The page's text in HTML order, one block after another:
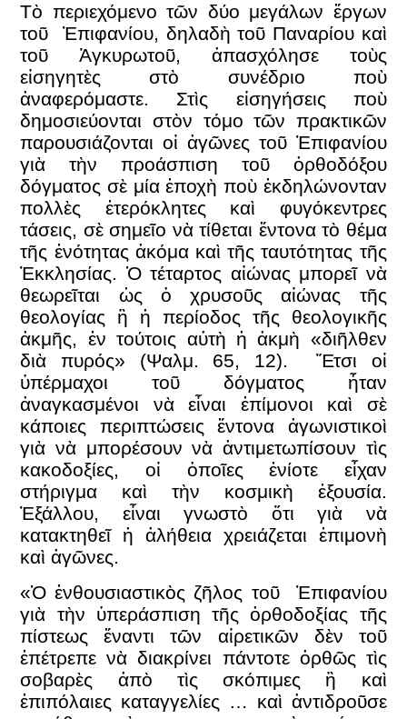
Τὸ περιεχόμενο τῶν δύο μεγάλων ἔργων
τοῦ Ἐπιφανίου, δηλαδὴ τοῦ Παναρίου καὶ
τοῦ Ἀγκυρωτοῦ, ἀπασχόλησε τοὺς
εἰσηγητὲς στὸ συνέδριο ποὺ
ἀναφερόμαστε. Στὶς εἰσηγήσεις ποὺ
δημοσιεύονται στὸν τόμο τῶν πρακτικῶν
παρουσιάζονται οἱ ἀγῶνες τοῦ Ἐπιφανίου
γιὰ τὴν προάσπιση τοῦ ὀρθοδόξου
δόγματος σὲ μία ἐποχὴ ποὺ ἐκδηλώνονταν
πολλὲς ἑτερόκλητες καὶ φυγόκεντρες
τάσεις, σὲ σημεῖο νὰ τίθεται ἔντονα τὸ θέμα
τῆς ἑνότητας ἀκόμα καὶ τῆς ταυτότητας τῆς
Ἐκκλησίας. Ὁ τέταρτος αἰώνας μπορεῖ νὰ
θεωρεῖται ὡς ὁ χρυσοῦς αἰώνας τῆς
θεολογίας ἢ ἡ περίοδος τῆς θεολογικῆς
ἀκμῆς, ἐν τούτοις αὐτὴ ἡ ἀκμὴ «διῆλθεν
διὰ πυρός» (Ψαλμ. 65, 12). Ἔτσι οἱ
ὑπέρμαχοι τοῦ δόγματος ἦταν
ἀναγκασμένοι νὰ εἶναι ἐπίμονοι καὶ σὲ
κάποιες περιπτώσεις ἔντονα ἀγωνιστικοὶ
γιὰ νὰ μπορέσουν νὰ ἀντιμετωπίσουν τὶς
κακοδοξίες, οἱ ὁποῖες ἐνίοτε εἶχαν
στήριγμα καὶ τὴν κοσμικὴ ἐξουσία.
Ἐξάλλου, εἶναι γνωστὸ ὅτι γιὰ νὰ
κατακτηθεῖ ἡ ἀλήθεια χρειάζεται ἐπιμονὴ
καὶ ἀγῶνες.
«Ὁ ἐνθουσιαστικὸς ζῆλος τοῦ Ἐπιφανίου
γιὰ τὴν ὑπεράσπιση τῆς ὀρθοδοξίας τῆς
πίστεως ἔναντι τῶν αἱρετικῶν δὲν τοῦ
ἐπέτρεπε νὰ διακρίνει πάντοτε ὀρθῶς τὶς
σοβαρὲς ἀπὸ τὶς σκόπιμες ἢ καὶ
ἐπιπόλαιες καταγγελίες … καὶ ἀντιδροῦσε